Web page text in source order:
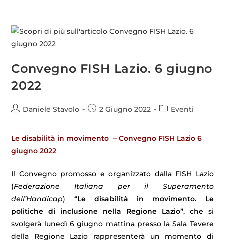
Convegno FISH Lazio. 6 giugno
2022
Daniele Stavolo 2 Giugno 2022 Eventi
Le disabilità in movimento – Convegno FISH Lazio 6
giugno 2022
Il Convegno promosso e organizzato dalla FISH Lazio
(Federazione Italiana per il Superamento
dell’Handicap) “Le disabilità in movimento. Le
politiche di inclusione nella Regione Lazio”, che si
svolgerà lunedì 6 giugno mattina presso la Sala Tevere
della Regione Lazio rappresenterà un momento di